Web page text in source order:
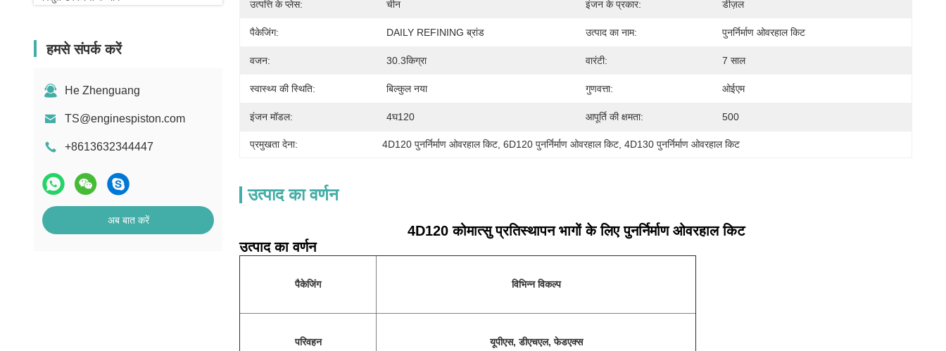
हमसे संपर्क करें
He Zhenguang
TS@enginespiston.com
+8613632344447
अब बात करें
उत्पत्ति के प्लेस: चीन इंजन के प्रकार: डीज़ल
पैकेजिंग: DAILY REFINING ब्रांड उत्पाद का नाम: पुनर्निर्माण ओवरहाल किट
वजन: 30.3किग्रा वारंटी: 7 साल
स्वास्थ्य की स्थिति: बिल्कुल नया गुणवत्ता: ओईएम
इंजन मॉडल: 4घ120 आपूर्ति की क्षमता: 500
प्रमुखता देना: 4D120 पुनर्निर्माण ओवरहाल किट , 6D120 पुनर्निर्माण ओवरहाल किट , 4D130 पुनर्निर्माण ओवरहाल किट
उत्पाद का वर्णन
4D120 कोमात्सु प्रतिस्थापन भागों के लिए पुनर्निर्माण ओवरहाल किट
उत्पाद का वर्णन
पैकेजिंग विभिन्न विकल्प
परिवहन यूपीएस, डीएचएल, फेडएक्स